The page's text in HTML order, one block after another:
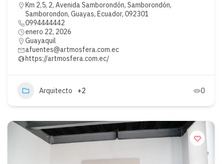
Km 2,5, 2, Avenida Samborondón, Samborondón,
Samborondon, Guayas, Ecuador, 092301
0994444442
enero 22, 2026
Guayaquil
afuentes@artmosfera.com.ec
https://artmosfera.com.ec/
Arquitecto +2 0